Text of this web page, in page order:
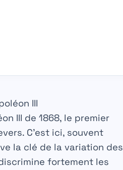
III
III de 1868, le premier
C’est ici, souvent
la clé de la variation des
fortement les